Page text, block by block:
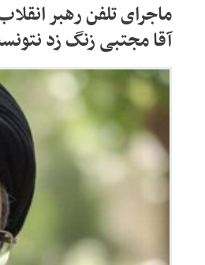
ماجرای تلفن رهبر
آقا مجتبی زنگ زد